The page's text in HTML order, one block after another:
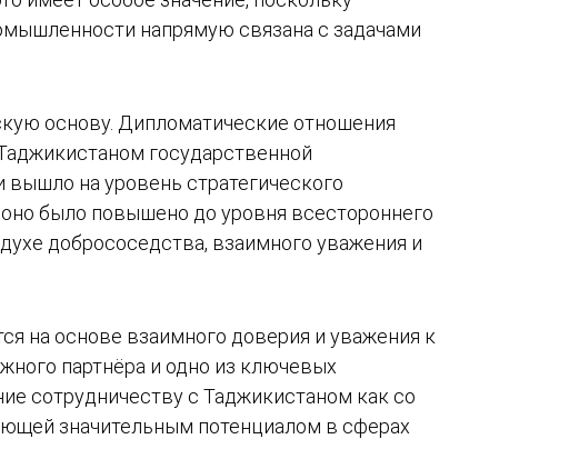
напрямую связана с задачами
основу. Дипломатические отношения
государственной
на уровень стратегического
оно было повышено до уровня всестороннего
добрососедства, взаимного уважения и
на основе взаимного доверия и уважения к
партнёра и одно из ключевых
сотрудничеству с Таджикистаном как со
значительным потенциалом в сферах